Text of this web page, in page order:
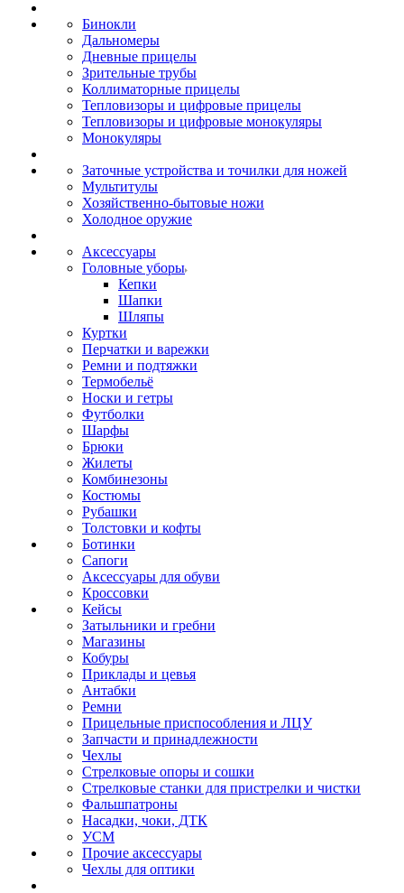
Бинокли
Дальномеры
Дневные прицелы
Зрительные трубы
Коллиматорные прицелы
Тепловизоры и цифровые прицелы
Тепловизоры и цифровые монокуляры
Монокуляры
Заточные устройства и точилки для ножей
Мультитулы
Хозяйственно-бытовые ножи
Холодное оружие
Аксессуары
Головные уборы
Кепки
Шапки
Шляпы
Куртки
Перчатки и варежки
Ремни и подтяжки
Термобельё
Носки и гетры
Футболки
Шарфы
Брюки
Жилеты
Комбинезоны
Костюмы
Рубашки
Толстовки и кофты
Ботинки
Сапоги
Аксессуары для обуви
Кроссовки
Кейсы
Затыльники и гребни
Магазины
Кобуры
Приклады и цевья
Антабки
Ремни
Прицельные приспособления и ЛЦУ
Запчасти и принадлежности
Чехлы
Стрелковые опоры и сошки
Стрелковые станки для пристрелки и чистки
Фальшпатроны
Насадки, чоки, ДТК
УСМ
Прочие аксессуары
Чехлы для оптики